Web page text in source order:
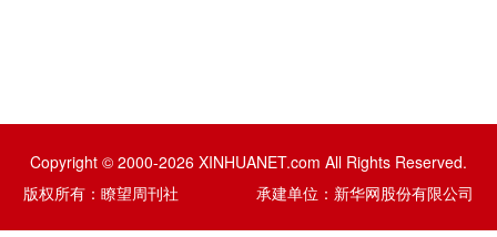
Copyright © 2000-2026 XINHUANET.com All Rights Reserved.
版权所有：瞭望周刊社 承建单位：新华网股份有限公司